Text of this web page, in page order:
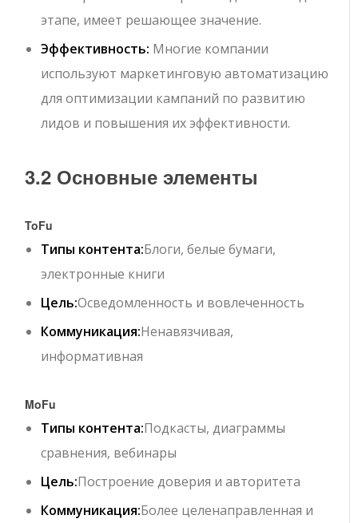
этапе, имеет решающее значение.
Эффективность: Многие компании
используют маркетинговую автоматизацию
для оптимизации кампаний по развитию
лидов и повышения их эффективности.
3.2 Основные элементы
ToFu
Типы контента:Блоги, белые бумаги,
электронные книги
Цель:Осведомленность и вовлеченность
Коммуникация:Ненавязчивая,
информативная
MoFu
Типы контента:Подкасты, диаграммы
сравнения, вебинары
Цель:Построение доверия и авторитета
Коммуникация:Более целенаправленная и